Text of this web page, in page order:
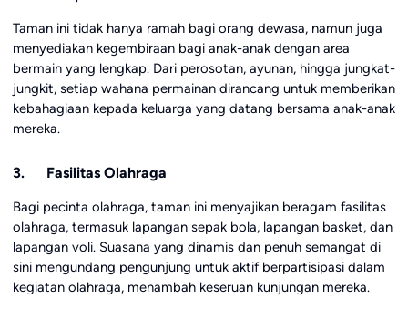
Taman ini tidak hanya ramah bagi orang dewasa, namun juga
menyediakan kegembiraan bagi anak-anak dengan area
bermain yang lengkap. Dari perosotan, ayunan, hingga jungkat-
jungkit, setiap wahana permainan dirancang untuk memberikan
kebahagiaan kepada keluarga yang datang bersama anak-anak
mereka.
3. Fasilitas Olahraga
Bagi pecinta olahraga, taman ini menyajikan beragam fasilitas
olahraga, termasuk lapangan sepak bola, lapangan basket, dan
lapangan voli. Suasana yang dinamis dan penuh semangat di
sini mengundang pengunjung untuk aktif berpartisipasi dalam
kegiatan olahraga, menambah keseruan kunjungan mereka.